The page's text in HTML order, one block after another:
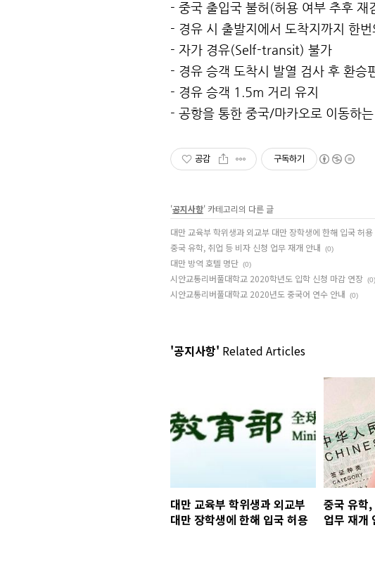
- 중국 출입국 불허(허용 여부 추후 재
- 경유 시 출발지에서 도착지까지 한
- 자가 경유(Self-transit) 불가
- 경유 승객 도착시 발열 검사 후 환
- 경유 승객 1.5m 거리 유지
- 공항을 통한 중국/마카오로 이동하
공감 구독하기
'공지사항' 카테고리의 다른 글
대만 교육부 학위생과 외교부 대만 장학생에 한해 입국 허용
중국 유학, 취업 등 비자 신청 업무 재개 안내 (0)
대만 방역 호텔 명단 (0)
시안교통리버풀대학교 2020학년도 입학 신청 마감 연장 (0)
시안교통리버풀대학교 2020년도 중국어 연수 안내 (0)
'공지사항' Related Articles
대만 교육부 학위생과 외교부
대만 장학생에 한해 입국 허용
중국 유학
업무 재개